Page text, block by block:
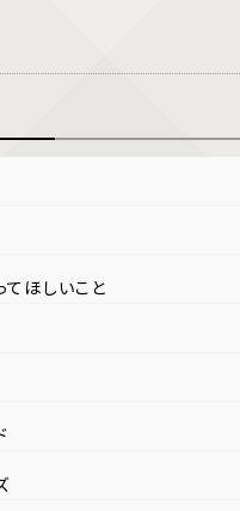
てほしいこと